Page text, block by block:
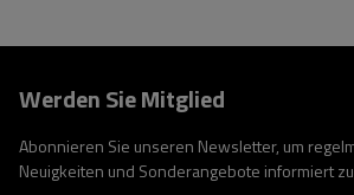
Werden Sie Mitglied
Abonnieren Sie unseren Newsletter, um
Neuigkeiten und Sonderangebote informiert